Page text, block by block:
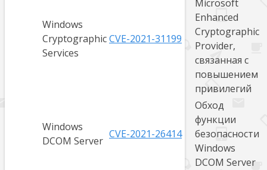
Windows
Cryptographic
Services
CVE-2021-31199
Microsoft
Enhanced
Cryptographic
Provider,
связанная с
повышением
привилегий
Windows
DCOM Server
CVE-2021-26414
Обход
функции
безопасности
Windows
DCOM Server